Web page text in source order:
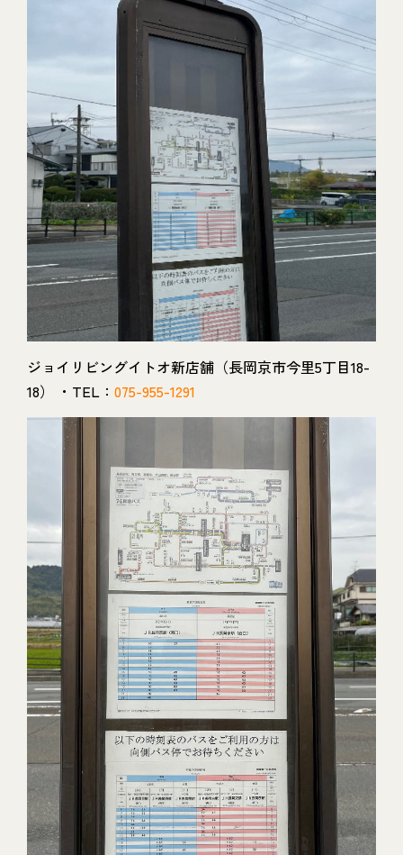
ジョイリビングイトオ新店舗（長岡京市今里5丁目18-
18） ・TEL： 075-955-1291